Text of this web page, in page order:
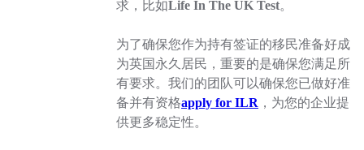
求，比如Life In The UK Test。
为了确保您作为持有签证的移民准备好成
为英国永久居民，重要的是确保您满足所
有要求。我们的团队可以确保您已做好准
备并有资格apply for ILR ，为您的企业提
供更多稳定性。